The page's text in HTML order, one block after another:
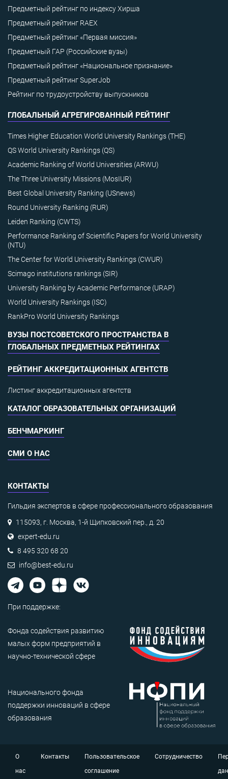
Предметный рейтинг по индексу Хирша
Предметный рейтинг RAEX
Предметный рейтинг «Первая миссия»
Предметный ГАР (Российские вузы)
Предметный рейтинг «Национальное признание»
Предметный рейтинг SuperJob
Рейтинг по трудоустройству выпускников
ГЛОБАЛЬНЫЙ АГРЕГИРОВАННЫЙ РЕЙТИНГ
Times Higher Education World University Rankings (THE)
QS World University Rankings (QS)
Academic Ranking of World Universities (ARWU)
The Three University Missions (MosIUR)
Best Global University Ranking (USnews)
Round University Ranking (RUR)
Leiden Ranking (CWTS)
Performance Ranking of Scientific Papers for World University
(NTU)
The Center for World University Rankings (CWUR)
Scimago institutions rankings (SIR)
University Ranking by Academic Performance (URAP)
World University Rankings (ISC)
RankPro World University Rankings
ВУЗЫ ПОСТСОВЕТСКОГО ПРОСТРАНСТВА В
ГЛОБАЛЬНЫХ ПРЕДМЕТНЫХ РЕЙТИНГАХ
РЕЙТИНГ АККРЕДИТАЦИОННЫХ АГЕНТСТВ
Листинг аккредитационных агентств
КАТАЛОГ ОБРАЗОВАТЕЛЬНЫХ ОРГАНИЗАЦИЙ
БЕНЧМАРКИНГ
СМИ О НАС
КОНТАКТЫ
Гильдия экспертов в сфере профессионального образования
115093, г. Москва, 1-й Щипковский пер., д. 20
expert-edu.ru
8 495 320 68 20
info@best-edu.ru
При поддержке:
Фонда содействия развитию
малых форм предприятий в
научно-технической сфере
Национального фонда
поддержки инноваций в сфере
образования
О
нас
Контакты
Пользовательское
соглашение
Сотрудничество